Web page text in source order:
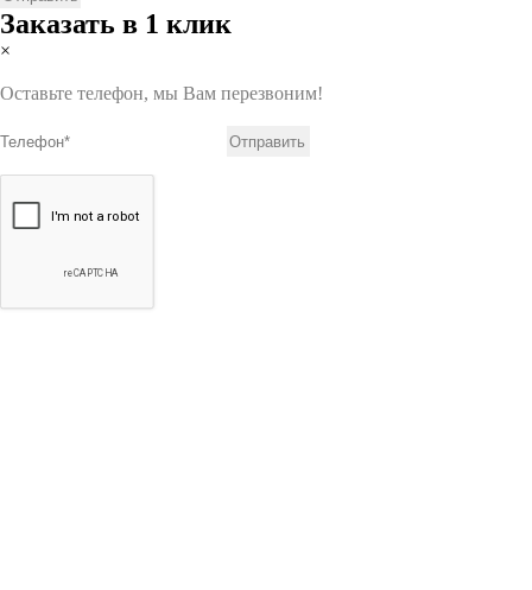
Заказать в 1 клик
×
Оставьте телефон, мы Вам перезвоним!